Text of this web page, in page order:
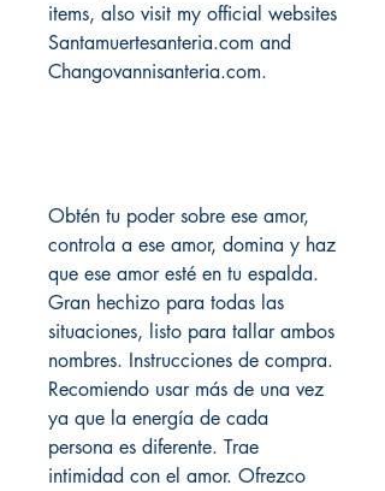
items, also visit my official websites
Santamuertesanteria.com and
Changovannisanteria.com.
Obtén tu poder sobre ese amor,
controla a ese amor, domina y haz
que ese amor esté en tu espalda.
Gran hechizo para todas las
situaciones, listo para tallar ambos
nombres. Instrucciones de compra.
Recomiendo usar más de una vez
ya que la energía de cada
persona es diferente. Trae
intimidad con el amor. Ofrezco